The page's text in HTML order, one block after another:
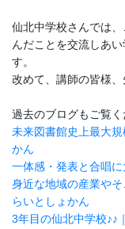
仙北中学校さんでは
んだことを交流しあ
す。
改めて、講師の皆様
過去のブログもご覧く
未来図書館史上最大
かん
一体感・発表と合唱
身近な地域の産業や
らいとしょかん
3年目の仙北中学校♪♪